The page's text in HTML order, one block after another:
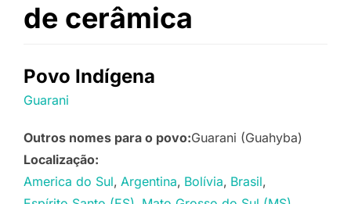
de cerâmica
Povo Indígena
Guarani
Outros nomes para o povo:Guarani (Guahyba)
Localização:
America do Sul Argentina Bolívia Brasil